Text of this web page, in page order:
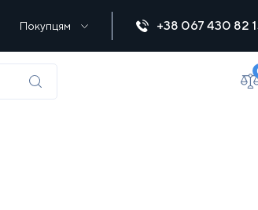
Покупцям +38 067 430 82